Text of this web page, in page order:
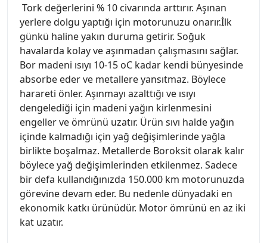
Tork değerlerini % 10 civarında arttırır. Aşınan
yerlere dolgu yaptığı için motorunuzu onarır.İlk
günkü haline yakın duruma getirir. Soğuk
havalarda kolay ve aşınmadan çalışmasını sağlar.
Bor madeni ısıyı 10-15 oC kadar kendi bünyesinde
absorbe eder ve metallere yansıtmaz. Böylece
harareti önler. Aşınmayı azalttığı ve ısıyı
dengelediği için madeni yağın kirlenmesini
engeller ve ömrünü uzatır. Ürün sıvı halde yağın
içinde kalmadığı için yağ değişimlerinde yağla
birlikte boşalmaz. Metallerde Boroksit olarak kalır
böylece yağ değişimlerinden etkilenmez. Sadece
bir defa kullandığınızda 150.000 km motorunuzda
görevine devam eder. Bu nedenle dünyadaki en
ekonomik katkı ürünüdür. Motor ömrünü en az iki
kat uzatır.